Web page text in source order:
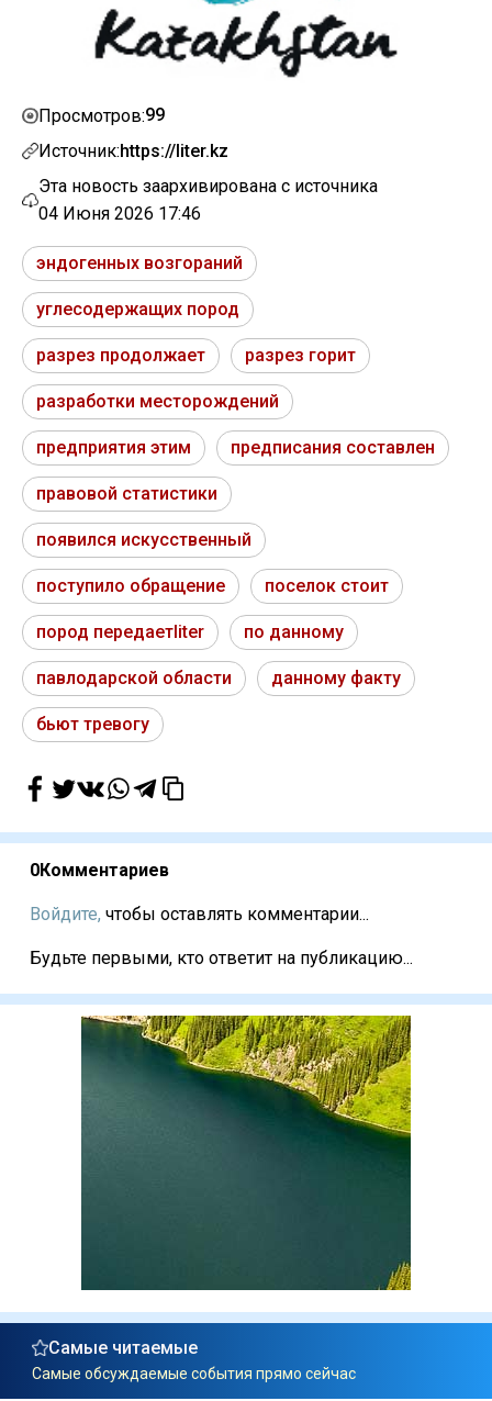
Просмотров:99
Источник:https://liter.kz
Эта новость заархивирована с источника
04 Июня 2026 17:46
эндогенных возгораний
углесодержащих пород
разрез продолжает разрез горит
разработки месторождений
предприятия этим предписания составлен
правовой статистики
появился искусственный
поступило обращение поселок стоит
пород передаетliter по данному
павлодарской области данному факту
бьют тревогу
0Комментариев
Войдите, чтобы оставлять комментарии...
Будьте первыми, кто ответит на публикацию...
Самые читаемые
Самые обсуждаемые события прямо сейчас